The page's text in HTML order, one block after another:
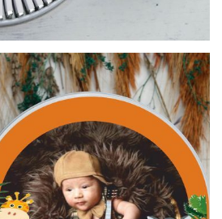
tıklayın